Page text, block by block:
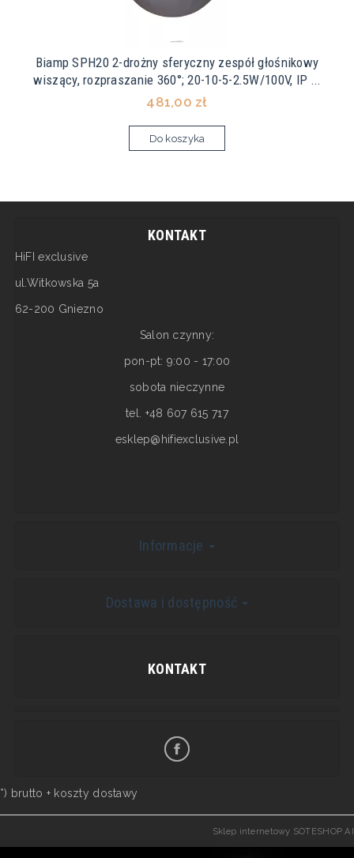
Biamp SPH20 2-drożny sferyczny zespół głośnikowy
wiszący, rozpraszanie 360°; 20-10-5-2.5W/100V, IP ...
481,00 zł
Do koszyka
KONTAKT
HiFI exclusive
ul.Witkowska 5a
62-200 Gniezno
Salon czynny:
pon-pt: 9:00 - 17:00
sobota nieczynne
tel. +48 607 615 717
esklep@hifiexclusive.pl
Informacje
Dostawa i dostępność
KONTAKT
*) brutto + koszty dostawy
Sklep internetowy SOTESHOP AI